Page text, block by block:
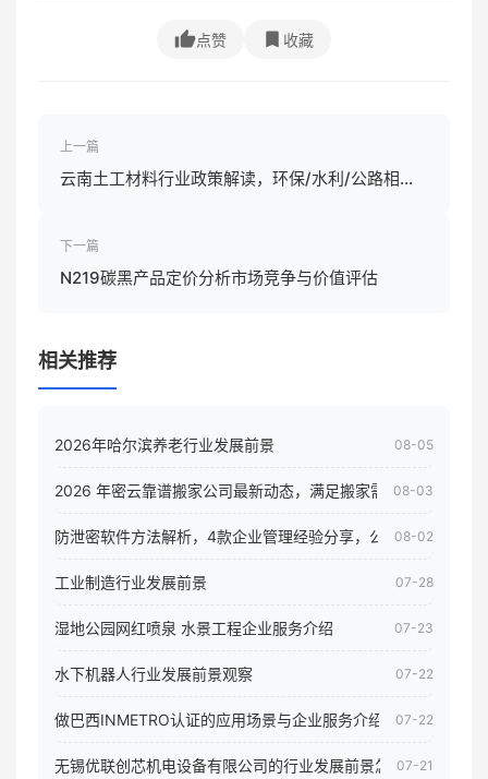
点赞 收藏
上一篇
云南土工材料行业政策解读，环保/水利/公路相关
下一篇
N219碳黑产品定价分析市场竞争与价值评估
相关推荐
2026年哈尔滨养老行业发展前景 08-05
2026 年密云靠谱搬家公司最新动态，满足搬家需求！08-03
防泄密软件方法解析，4款企业管理经验分享，公司员工电脑核
08-02
工业制造行业发展前景 07-28
湿地公园网红喷泉 水景工程企业服务介绍 07-23
水下机器人行业发展前景观察 07-22
做巴西INMETRO认证的应用场景与企业服务介绍 07-22
无锡优联创芯机电设备有限公司的行业发展前景怎样07-21